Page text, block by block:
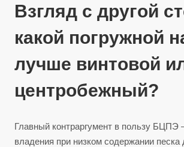
Взгляд с другой
какой погружной
лучше винтовой
центробежный?
Главный контраргумент в пользу БЦПЭ
владения при низком содержании песка